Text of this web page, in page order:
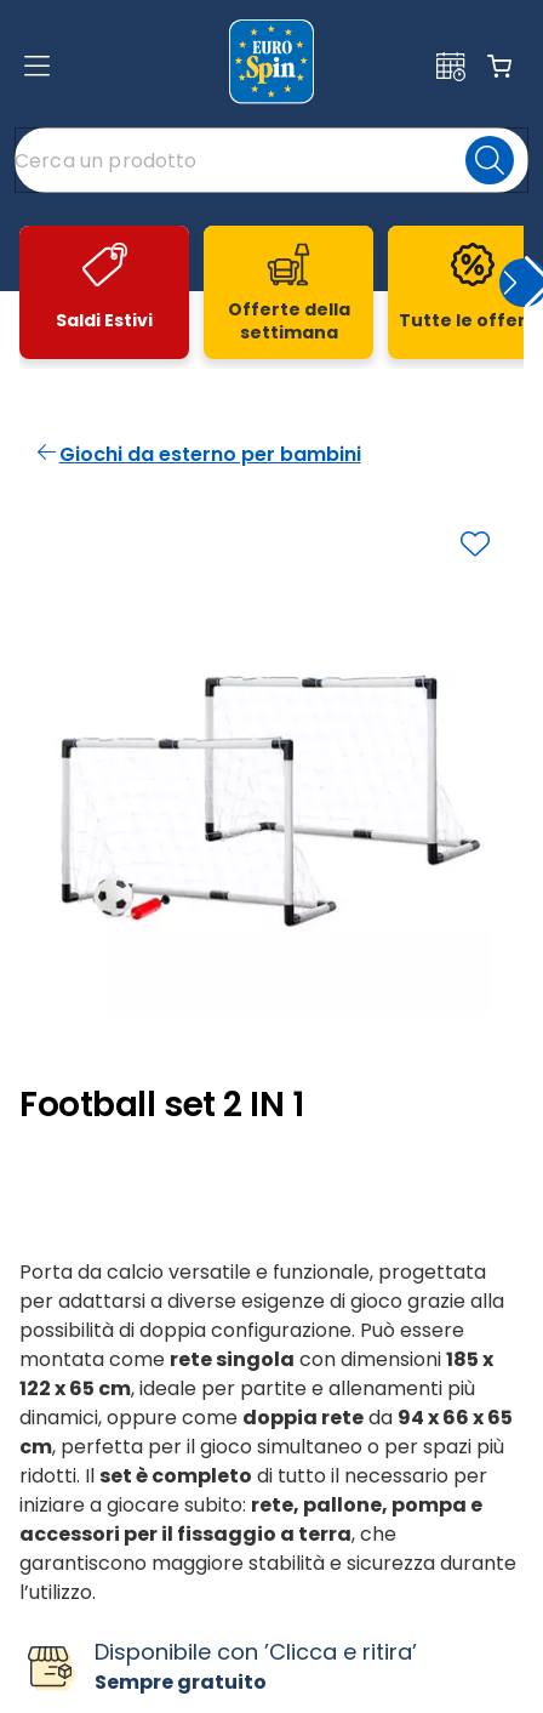
Saldi Estivi
Offerte della
settimana
Tutte le
Giochi da esterno per bambini
Football set 2 IN 1
Porta da calcio versatile e funzionale, progettata
per adattarsi a diverse esigenze di gioco grazie alla
possibilità di doppia configurazione. Può essere
montata come rete singola con dimensioni185 x
122 x 65 cm, ideale per partite e allenamenti più
dinamici, oppure come doppia reteda 94 x 66 x 65
cm, perfetta per il gioco simultaneo o per spazi più
ridotti. Il set è completo di tutto il necessario per
iniziare a giocare subito: rete, pallone, pompa e
accessori per il fissaggio a terra, che
garantiscono maggiore stabilità e sicurezza durante
l’utilizzo.
Disponibile con ’Clicca e ritira’
Sempre gratuito